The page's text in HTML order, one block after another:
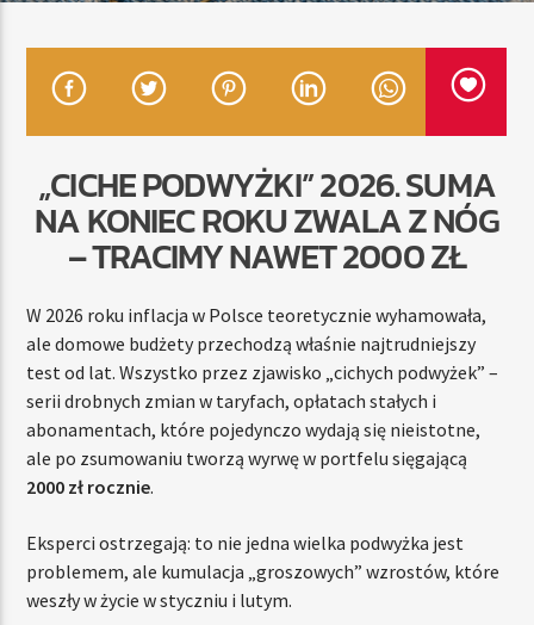
TERAZ
RADIO STREFA MUZY
„CICHE PODWYŻKI” 2026. SUMA
NA KONIEC ROKU ZWALA Z NÓG
– TRACIMY NAWET 2000 ZŁ
W 2026 roku inflacja w Polsce teoretycznie wyhamowała,
ale domowe budżety przechodzą właśnie najtrudniejszy
test od lat. Wszystko przez zjawisko „cichych podwyżek” –
serii drobnych zmian w taryfach, opłatach stałych i
abonamentach, które pojedynczo wydają się nieistotne,
ale po zsumowaniu tworzą wyrwę w portfelu sięgającą
2000 zł rocznie.
Eksperci ostrzegają: to nie jedna wielka podwyżka jest
problemem, ale kumulacja „groszowych” wzrostów, które
weszły w życie w styczniu i lutym.